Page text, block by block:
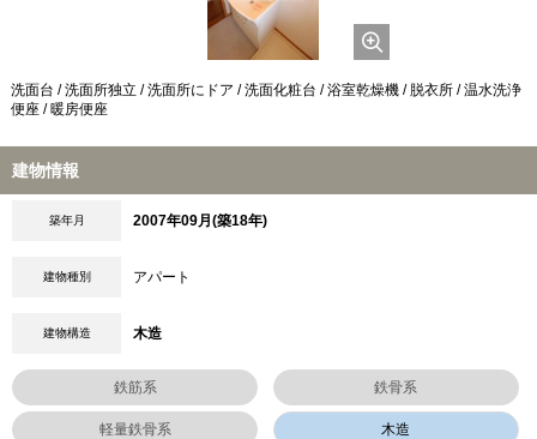
洗面台 / 洗面所独立 / 洗面所にドア / 洗面化粧台 / 浴室乾燥機 / 脱衣所 / 温水洗浄
便座 / 暖房便座
建物情報
築年月 2007年09月(築18年)
建物種別 アパート
建物構造 木造
鉄筋系 鉄骨系
軽量鉄骨系 木造